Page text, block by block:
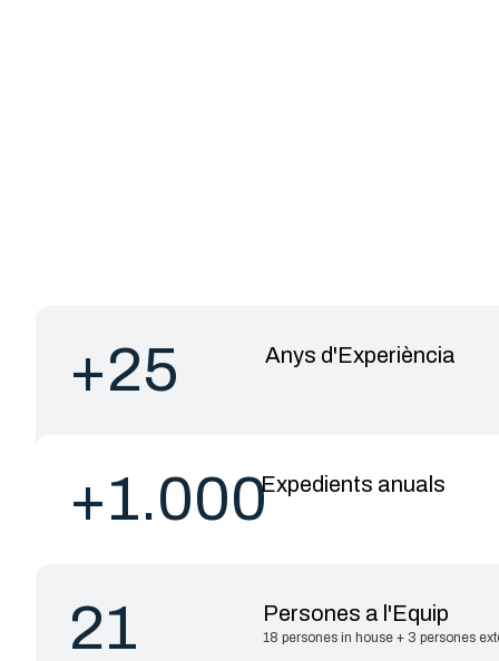
+25 Anys d'Experiència
+1.000Expedients anuals
21 Persones a l'Equip
18 persones in house + 3 persones